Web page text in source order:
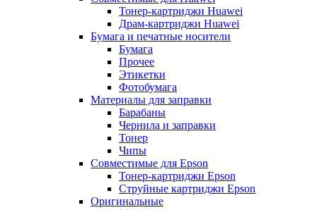
Тонер-картриджи Huawei
Драм-картриджи Huawei
Бумага и печатные носители
Бумага
Прочее
Этикетки
Фотобумага
Материалы для заправки
Барабаны
Чернила и заправки
Тонер
Чипы
Совместимые для Epson
Тонер-картриджи Epson
Струйные картриджи Epson
Оригинальные